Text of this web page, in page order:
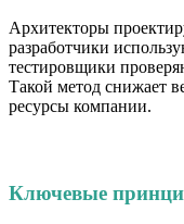
Архитекторы
разработчики
тестировщики
Такой метод снижает
ресурсы компании.
Ключевые